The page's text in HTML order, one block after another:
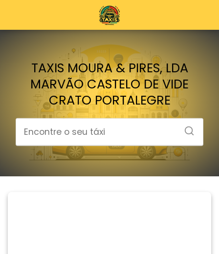
TAXIS MOURA & PIRES, LDA
MARVÃO CASTELO DE VIDE
CRATO PORTALEGRE